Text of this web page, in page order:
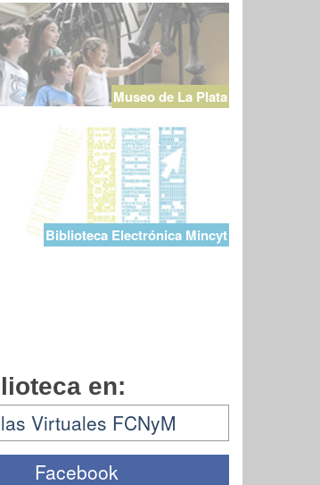
Museo de La Plata
Biblioteca Electrónica Mincyt
en:
Virtuales FCNyM
Facebook